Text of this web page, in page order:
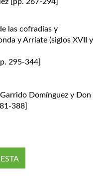
las cofradías y
y Arriate (siglos XVII y
295-344]
Domínguez y Don
388]